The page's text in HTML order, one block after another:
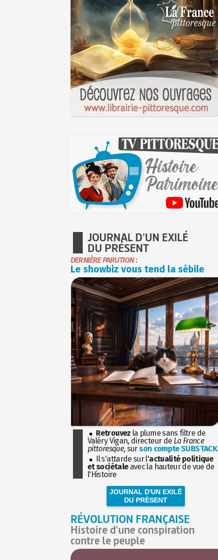
JOURNAL D'UN EXILÉ
DU PRÉSENT
DERNIÈRE PARUTION :
Le showbiz vous tend la sébile
Retrouvez la plume sans filtre de
Valéry Vigan, directeur de La France
pittoresque, surson compte SUBSTACK
Il s'attarde sur l'actualité politique
et sociétaleavec la hauteur de vue de
l'Histoire
JOURNAL D'UN EXILÉ
DU PRÉSENT
RÉVOLUTION FRANÇAISE
Histoire d'une conspiration
contre le peuple